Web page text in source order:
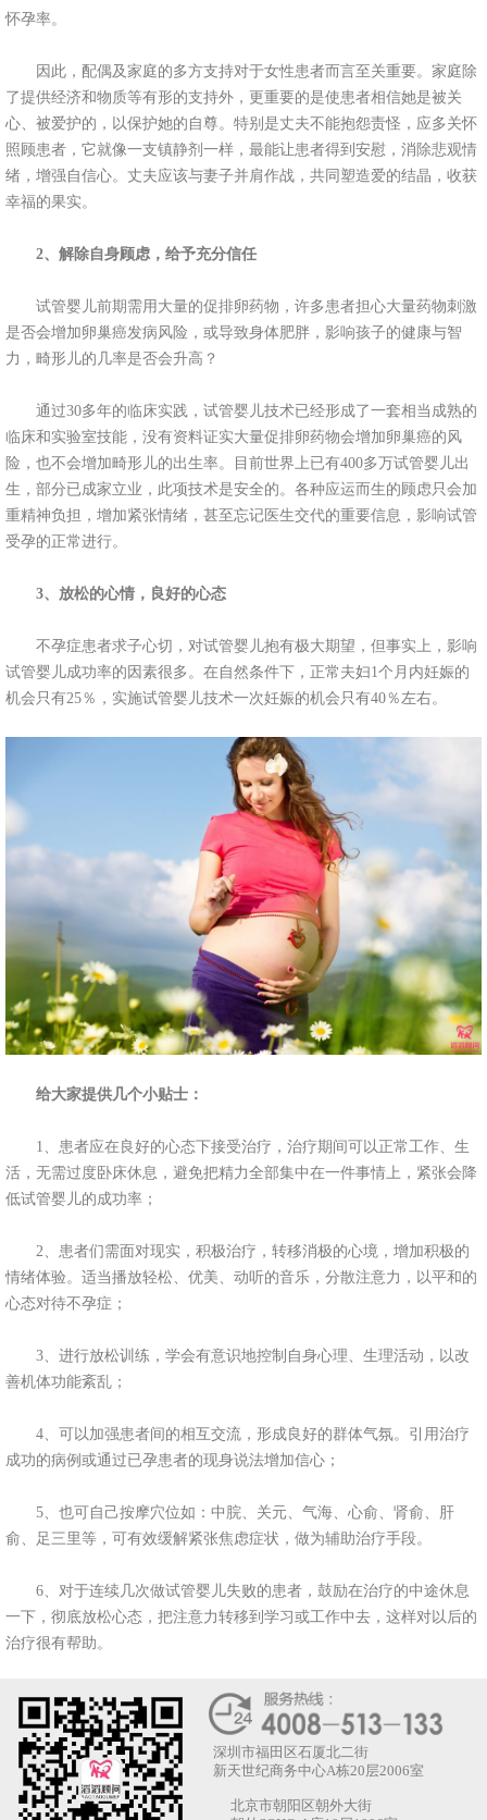
怀孕率。
因此，配偶及家庭的多方支持对于女性患者而言至关重要。家庭除
了提供经济和物质等有形的支持外，更重要的是使患者相信她是被关
心、被爱护的，以保护她的自尊。特别是丈夫不能抱怨责怪，应多关怀
照顾患者，它就像一支镇静剂一样，最能让患者得到安慰，消除悲观情
绪，增强自信心。丈夫应该与妻子并肩作战，共同塑造爱的结晶，收获
幸福的果实。
2、解除自身顾虑，给予充分信任
试管婴儿前期需用大量的促排卵药物，许多患者担心大量药物刺激
是否会增加卵巢癌发病风险，或导致身体肥胖，影响孩子的健康与智
力，畸形儿的几率是否会升高？
通过30多年的临床实践，试管婴儿技术已经形成了一套相当成熟的
临床和实验室技能，没有资料证实大量促排卵药物会增加卵巢癌的风
险，也不会增加畸形儿的出生率。目前世界上已有400多万试管婴儿出
生，部分已成家立业，此项技术是安全的。各种应运而生的顾虑只会加
重精神负担，增加紧张情绪，甚至忘记医生交代的重要信息，影响试管
受孕的正常进行。
3、放松的心情，良好的心态
不孕症患者求子心切，对试管婴儿抱有极大期望，但事实上，影响
试管婴儿成功率的因素很多。在自然条件下，正常夫妇1个月内妊娠的
机会只有25％，实施试管婴儿技术一次妊娠的机会只有40％左右。
给大家提供几个小贴士：
1、患者应在良好的心态下接受治疗，治疗期间可以正常工作、生
活，无需过度卧床休息，避免把精力全部集中在一件事情上，紧张会降
低试管婴儿的成功率；
2、患者们需面对现实，积极治疗，转移消极的心境，增加积极的
情绪体验。适当播放轻松、优美、动听的音乐，分散注意力，以平和的
心态对待不孕症；
3、进行放松训练，学会有意识地控制自身心理、生理活动，以改
善机体功能紊乱；
4、可以加强患者间的相互交流，形成良好的群体气氛。引用治疗
成功的病例或通过已孕患者的现身说法增加信心；
5、也可自己按摩穴位如：中脘、关元、气海、心俞、肾俞、肝
俞、足三里等，可有效缓解紧张焦虑症状，做为辅助治疗手段。
6、对于连续几次做试管婴儿失败的患者，鼓励在治疗的中途休息
一下，彻底放松心态，把注意力转移到学习或工作中去，这样对以后的
治疗很有帮助。
深圳市福田区石厦北二街
新天世纪商务中心A栋20层2006室
北京市朝阳区朝外大街